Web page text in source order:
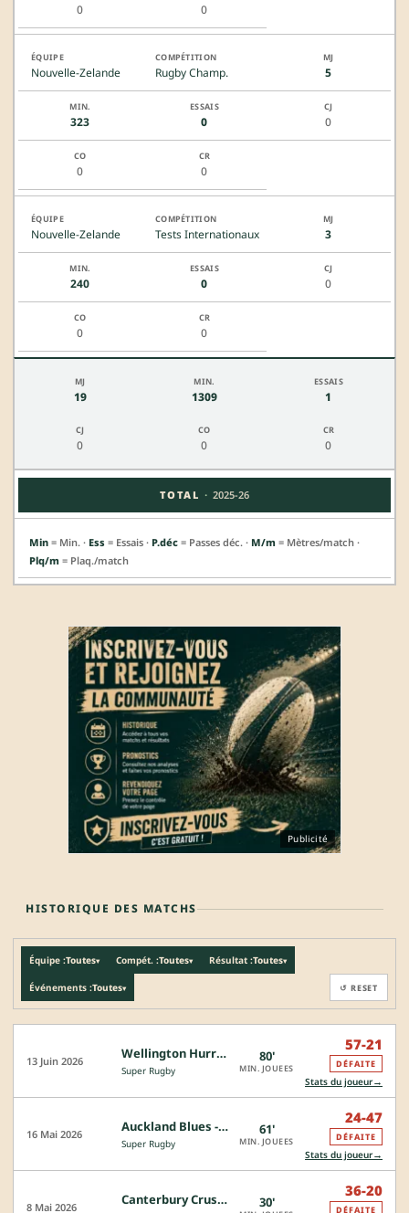
0 0
Nouvelle-Zelande Rugby Champ. 5
323 0 0
0 0
Nouvelle-Zelande Tests Internationaux 3
240 0 0
0 0
19 1309 1
0 0 0
TOTAL · 2025-26
Min = Min. · Ess = Essais · P.déc = Passes déc. · M/m = Mètres/match ·
Plq/m = Plaq./match
Publicité
HISTORIQUE DES MATCHS
Équipe :Toutes▾ Compét. :Toutes▾ Résultat :Toutes▾
Événements :Toutes▾ ↺ RESET
13 Juin 2026 Wellington Hurricanes - Auckland Blues
Super Rugby
80'
MIN. JOUEES
57-21
DÉFAITE
Stats du joueur→
16 Mai 2026 Auckland Blues - Wellington Hurricanes
Super Rugby
61'
MIN. JOUEES
24-47
DÉFAITE
Stats du joueur→
8 Mai 2026 Canterbury Crusaders - Auckland Blues 30'
36-20
DÉFAITE